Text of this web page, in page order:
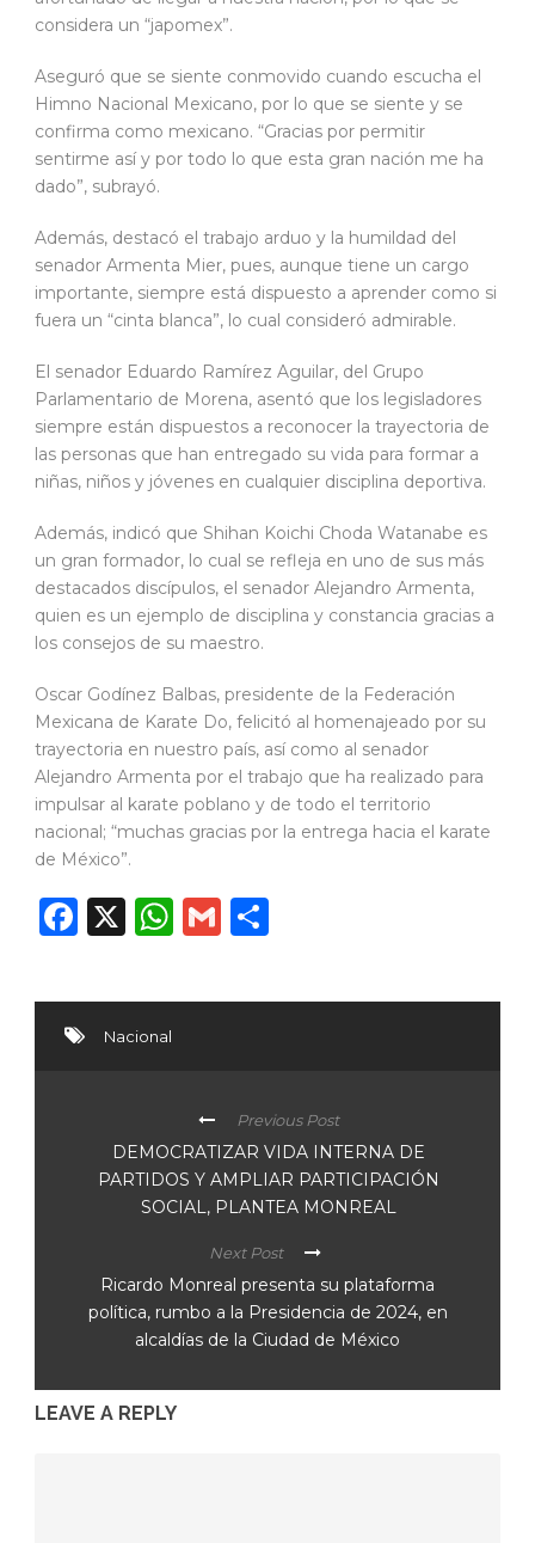
considera un “japomex”.
Aseguró que se siente conmovido cuando escucha el
Himno Nacional Mexicano, por lo que se siente y se
confirma como mexicano. “Gracias por permitir
sentirme así y por todo lo que esta gran nación me ha
dado”, subrayó.
Además, destacó el trabajo arduo y la humildad del
senador Armenta Mier, pues, aunque tiene un cargo
importante, siempre está dispuesto a aprender como si
fuera un “cinta blanca”, lo cual consideró admirable.
El senador Eduardo Ramírez Aguilar, del Grupo
Parlamentario de Morena, asentó que los legisladores
siempre están dispuestos a reconocer la trayectoria de
las personas que han entregado su vida para formar a
niñas, niños y jóvenes en cualquier disciplina deportiva.
Además, indicó que Shihan Koichi Choda Watanabe es
un gran formador, lo cual se refleja en uno de sus más
destacados discípulos, el senador Alejandro Armenta,
quien es un ejemplo de disciplina y constancia gracias a
los consejos de su maestro.
Oscar Godínez Balbas, presidente de la Federación
Mexicana de Karate Do, felicitó al homenajeado por su
trayectoria en nuestro país, así como al senador
Alejandro Armenta por el trabajo que ha realizado para
impulsar al karate poblano y de todo el territorio
nacional; “muchas gracias por la entrega hacia el karate
de México”.
Facebook
X WhatsApp
Gmail
Nacional
Previous Post
DEMOCRATIZAR VIDA INTERNA DE
PARTIDOS Y AMPLIAR PARTICIPACIÓN
SOCIAL, PLANTEA MONREAL
Next Post
Ricardo Monreal presenta su plataforma
política, rumbo a la Presidencia de 2024, en
alcaldías de la Ciudad de México
LEAVE A REPLY